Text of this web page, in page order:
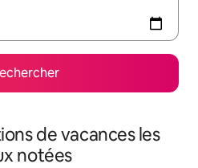
de vacances les
notées